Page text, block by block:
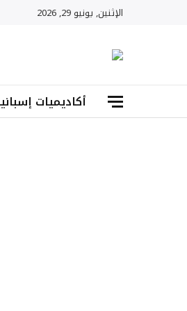
الإثنين, يونيو 29, 2026
أكاديميات